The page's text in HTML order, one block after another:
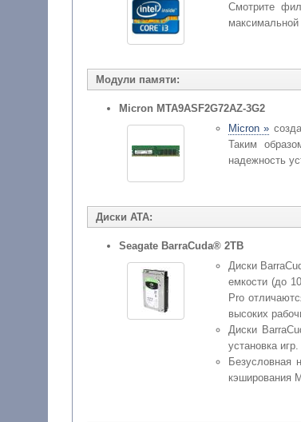
Смотрите
максимальной
Модули памяти:
Micron MTA9ASF2G72AZ-3G2
Micron »
Таким
надежность
Диски ATA:
Seagate BarraCuda® 2TB
Диски
емкости (до
Pro
высоких
Диски
установка игр.
Безусловная
кэширования